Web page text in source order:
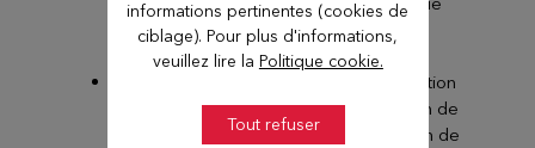
fossile très émetteur de CO2.
Rénovations énergétiques : modernisation
des bâtiments avec isolation, régulation de
chauffage et climatisation, et installation de
informations pertinentes (cookies de
ciblage). Pour plus d'informations,
veuillez lire la Politique cookie.
Tout refuser